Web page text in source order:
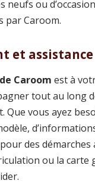
neufs ou
par Caroom.
et assistance
Caroom est à
tout au long
Que vous ayez
des
ou la carte